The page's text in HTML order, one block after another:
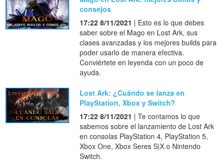
consejos
17:22 8/11/2021 | Esto es lo que debes
saber sobre el Mago en Lost Ark, sus
clases avanzadas y los mejores builds para
poder usarlo de manera efectiva.
Conviértete en leyenda con un poco de
ayuda.
Lost Ark: ¿Cuándo se lanza en
PlayStation, Xbox y Switch?
17:22 8/11/2021 | Te contamos lo que
sabemos sobre el lanzamiento de Lost Ark
en consolas PlayStation 4, PlayStation 5,
Xbox One, Xbox Seres S|X o Nintendo
Switch.